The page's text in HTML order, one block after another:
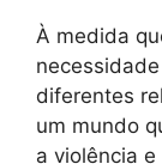
À medida
diferentes
um mundo
a violência